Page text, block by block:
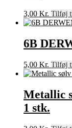
3,00 Kr. Tilføj
6B
5,00 Kr. Tilføj
Metallic
1 stk.